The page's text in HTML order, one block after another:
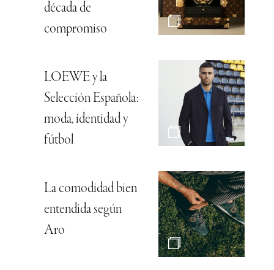
década de
compromiso
LOEWE y la
Selección Española:
moda, identidad y
fútbol
La comodidad bien
entendida según
Aro